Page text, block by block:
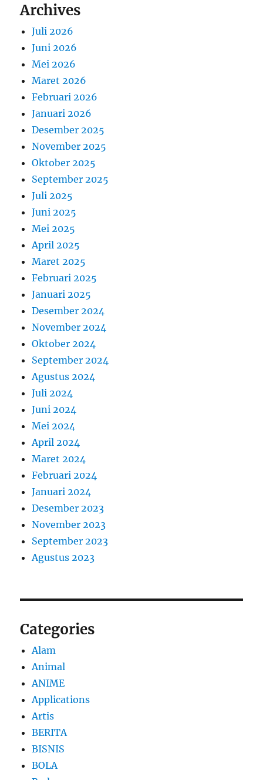
Archives
Juli 2026
Juni 2026
Mei 2026
Maret 2026
Februari 2026
Januari 2026
Desember 2025
November 2025
Oktober 2025
September 2025
Juli 2025
Juni 2025
Mei 2025
April 2025
Maret 2025
Februari 2025
Januari 2025
Desember 2024
November 2024
Oktober 2024
September 2024
Agustus 2024
Juli 2024
Juni 2024
Mei 2024
April 2024
Maret 2024
Februari 2024
Januari 2024
Desember 2023
November 2023
September 2023
Agustus 2023
Categories
Alam
Animal
ANIME
Applications
Artis
BERITA
BISNIS
BOLA